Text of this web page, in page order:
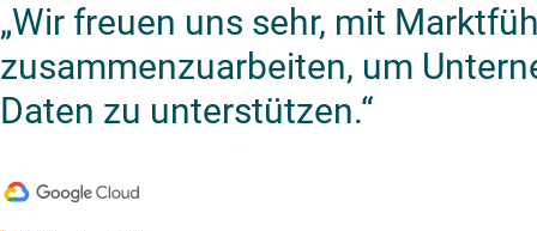
„Wir freuen uns sehr, mit
zusammenzuarbeiten, um
Daten zu unterstützen.“